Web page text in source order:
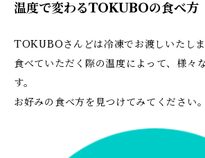
温度で変わるTOKUBOの食べ方
TOKUBOさんどは冷凍でお渡しいたしま
食べていただく際の温度によって、様々
す。
お好みの食べ方を見つけてみてください。